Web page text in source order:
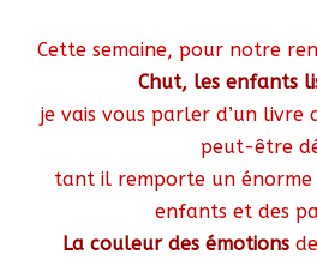
Cette semaine, pour notre
Chut, les enfants
je vais vous parler d’un livre
peut-être
tant il remporte un énorme
enfants et des
La couleur des émotions